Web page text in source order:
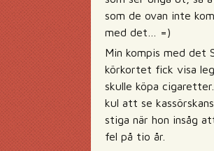
som de ovan inte
med det… =)
Min kompis med det
körkortet fick visa
skulle köpa
kul att se
stiga när hon insåg
fel på tio år.